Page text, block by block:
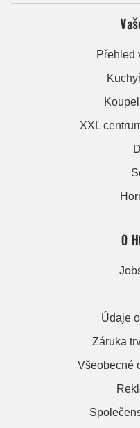
Přehled
XXL
O
Údaje
Záruka
Všeobecné